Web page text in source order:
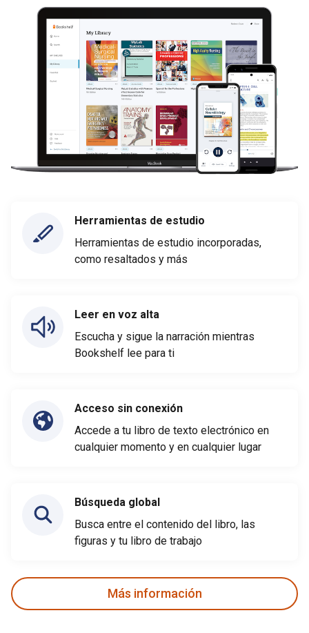
Herramientas de estudio
Herramientas de estudio incorporadas,
como resaltados y más
Leer en voz alta
Escucha y sigue la narración mientras
Bookshelf lee para ti
Acceso sin conexión
Accede a tu libro de texto electrónico en
cualquier momento y en cualquier lugar
Búsqueda global
Busca entre el contenido del libro, las
figuras y tu libro de trabajo
Más información